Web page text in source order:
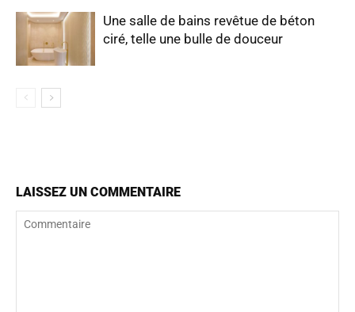
Une salle de bains revêtue de béton
ciré, telle une bulle de douceur
LAISSEZ UN COMMENTAIRE